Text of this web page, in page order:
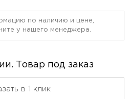
по наличию и цене,
у нашего менеджера.
Товар под заказ
в 1 клик